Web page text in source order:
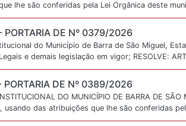
lhe são conferidas pela Lei Orgânica deste
PORTARIA DE Nº 0379/2026
do Município de Barra de São Miguel,
e demais legislação em vigor; RESOLVE:
PORTARIA DE Nº 0389/2026
DO MUNICÍPIO DE BARRA DE
usando das atribuições que lhe são conferidas